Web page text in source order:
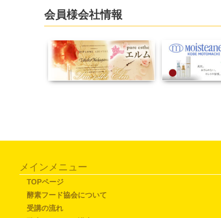
会員様会社情報
メインメニュー
TOPページ
酵素フード協会について
受講の流れ